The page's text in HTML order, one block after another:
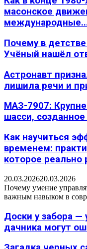
масонское
Почему в
Учёный нашёл
Астронавт
лишила речи и
МАЗ-7907:
шасси,
Как научиться
временем:
которое реально
20.03.202620.03.2026
Почему умение
важным навыком в
Доски у забора —
дачника могут